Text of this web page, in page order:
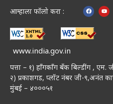
आम्हाला फॉलो करा :
www.india.gov.in
पत्ता – १) हॉंगकॉंग बँक बिल्डींग , एम.
२) प्रकाशगड, प्लॉट नंबर जी-९,अनंत
मुंबई – ४०००५१